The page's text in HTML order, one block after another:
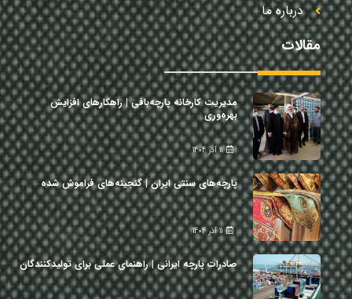
درباره ما
مقالات
مدیریت کارخانه پارچه‌بافی | راهکارهای افزایش
بهره‌وری
11 آذر 1404
پارچه‌های سنتی ایران | گنجینه‌های فراموش شده
11 آذر 1404
صادرات پارچه ایرانی | راهنمای عملی برای تولیدکنندگان